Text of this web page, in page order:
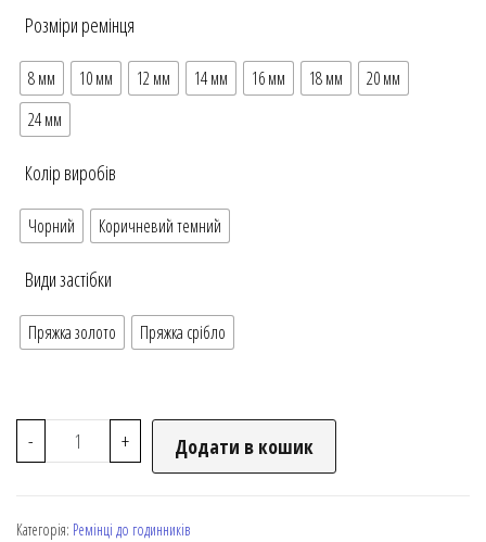
Розміри ремінця
8 мм 10 мм 12 мм 14 мм 16 мм 18 мм
20 мм
24 мм
Колір виробів
Чорний Коричневий темний
Види застібки
Пряжка золото Пряжка срібло
- + Додати в кошик
Категорія: Ремінці до годинників